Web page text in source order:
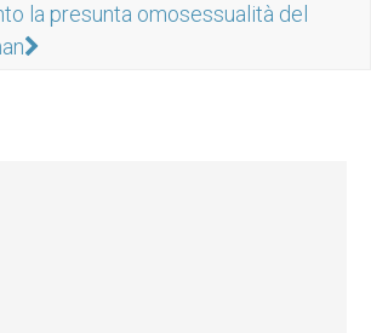
la presunta omosessualità del